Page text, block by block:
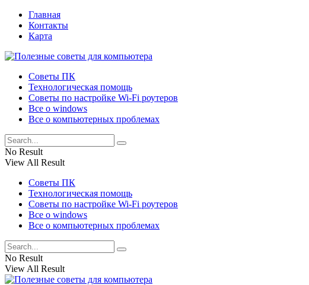
Главная
Контакты
Карта
Советы ПК
Технологическая помощь
Советы по настройке Wi-Fi роутеров
Все о windows
Все о компьютерных проблемах
No Result
View All Result
Советы ПК
Технологическая помощь
Советы по настройке Wi-Fi роутеров
Все о windows
Все о компьютерных проблемах
No Result
View All Result